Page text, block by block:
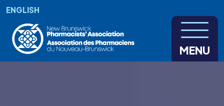
Aller au contenu principal
ENGLISH
MENU